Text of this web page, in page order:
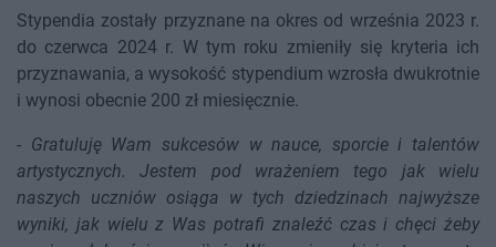
Stypendia zostały przyznane na okres od września 2023 r.
do czerwca 2024 r. W tym roku zmieniły się kryteria ich
przyznawania, a wysokość stypendium wzrosła dwukrotnie
i wynosi obecnie 200 zł miesięcznie.
- Gratuluję Wam sukcesów w nauce, sporcie i talentów
artystycznych. Jestem pod wrażeniem tego jak wielu
naszych uczniów osiąga w tych dziedzinach najwyższe
wyniki, jak wielu z Was potrafi znaleźć czas i chęci żeby